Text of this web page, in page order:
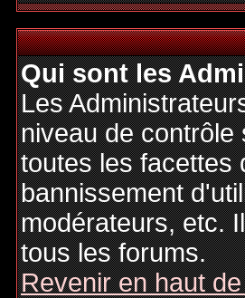
Qui sont les
Les
niveau de
toutes les facettes
bannissement
modérateurs, etc.
tous les forums.
Revenir en haut